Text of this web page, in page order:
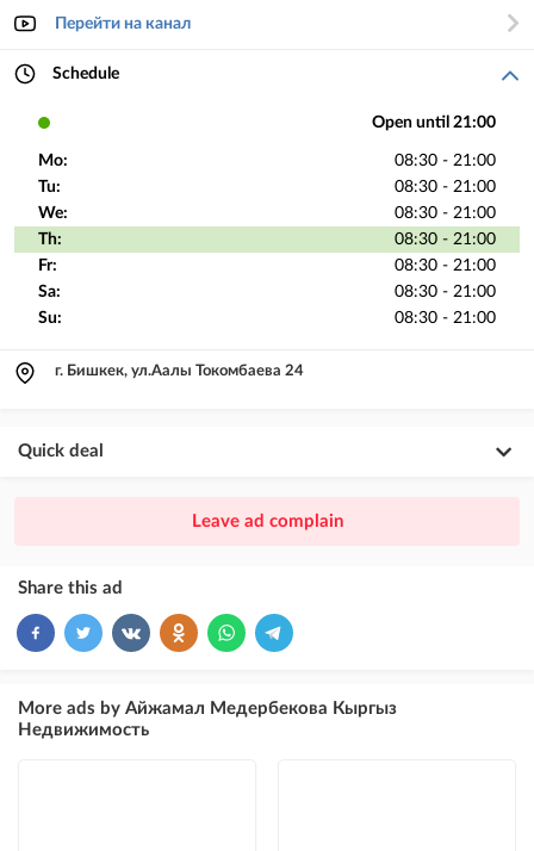
Перейти на канал
Schedule
Open until 21:00
Mo:
08:30 - 21:00
Tu:
08:30 - 21:00
We:
08:30 - 21:00
Th:
08:30 - 21:00
Fr:
08:30 - 21:00
Sa:
08:30 - 21:00
Su:
08:30 - 21:00
г. Бишкек, ул.Аалы Токомбаева 24
Quick deal
ad placement above VIP + paid promotion on Instagram
VIP
ad placement above free ads
Leave ad complain
Share this ad
More ads by Айжамал Медербекова Кыргыз
Недвижимость